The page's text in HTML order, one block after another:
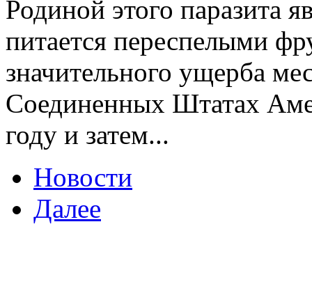
Родиной этого паразита
питается переспелыми
значительного ущерба
Соединенных Штатах
году и затем...
Новости
Далее